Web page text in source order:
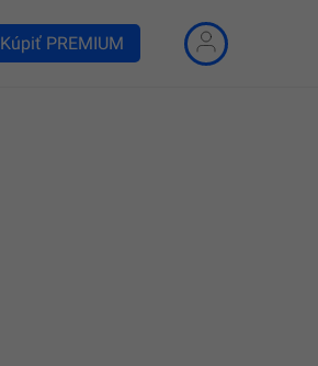
Kúpiť PREMIUM